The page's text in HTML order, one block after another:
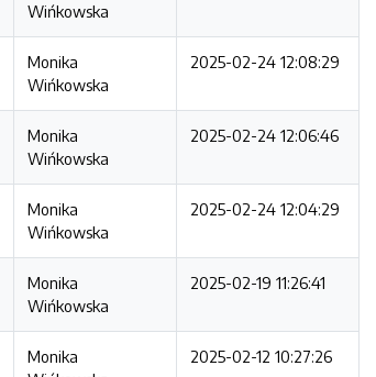
Wińkowska
Monika
Wińkowska
2025-02-24 12:08:29
Monika
Wińkowska
2025-02-24 12:06:46
Monika
Wińkowska
2025-02-24 12:04:29
Monika
Wińkowska
2025-02-19 11:26:41
Monika
2025-02-12 10:27:26